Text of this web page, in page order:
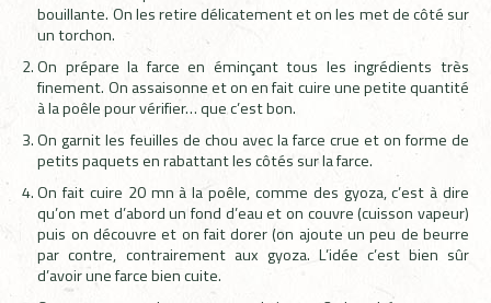
bouillante. On les retire délicatement et on les met de côté sur
un torchon.
On prépare la farce en éminçant tous les ingrédients très
finement. On assaisonne et on en fait cuire une petite quantité
à la poêle pour vérifier… que c’est bon.
On garnit les feuilles de chou avec la farce crue et on forme de
petits paquets en rabattant les côtés sur la farce.
On fait cuire 20 mn à la poêle, comme des gyoza, c’est à dire
qu’on met d’abord un fond d’eau et on couvre (cuisson vapeur)
puis on découvre et on fait dorer (on ajoute un peu de beurre
par contre, contrairement aux gyoza. L’idée c’est bien sûr
d’avoir une farce bien cuite.